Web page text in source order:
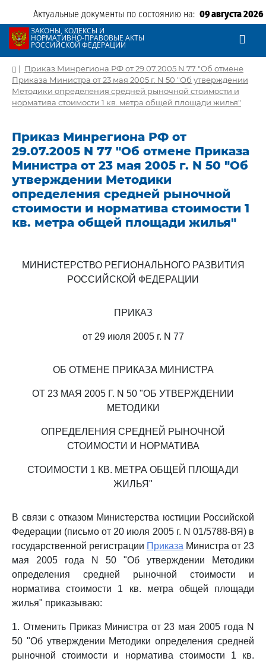
Актуальные документы по состоянию на: 09 августа 2026
ЗАКОНЫ, КОДЕКСЫ И
НОРМАТИВНО-ПРАВОВЫЕ АКТЫ
РОССИЙСКОЙ ФЕДЕРАЦИИ
| Приказ Минрегиона РФ от 29.07.2005 N 77 "Об отмене
Приказа Министра от 23 мая 2005 г. N 50 "Об утверждении
Методики определения средней рыночной стоимости и
норматива стоимости 1 кв. метра общей площади жилья"
Приказ Минрегиона РФ от
29.07.2005 N 77 "Об отмене Приказа
Министра от 23 мая 2005 г. N 50 "Об
утверждении Методики
определения средней рыночной
стоимости и норматива стоимости 1
кв. метра общей площади жилья"
МИНИСТЕРСТВО РЕГИОНАЛЬНОГО РАЗВИТИЯ
РОССИЙСКОЙ ФЕДЕРАЦИИ
ПРИКАЗ
от 29 июля 2005 г. N 77
ОБ ОТМЕНЕ ПРИКАЗА МИНИСТРА
ОТ 23 МАЯ 2005 Г. N 50 "ОБ УТВЕРЖДЕНИИ
МЕТОДИКИ
ОПРЕДЕЛЕНИЯ СРЕДНЕЙ РЫНОЧНОЙ
СТОИМОСТИ И НОРМАТИВА
СТОИМОСТИ 1 КВ. МЕТРА ОБЩЕЙ ПЛОЩАДИ
ЖИЛЬЯ"
В связи с отказом Министерства юстиции Российской
Федерации (письмо от 20 июля 2005 г. N 01/5788-ВЯ) в
государственной регистрации Приказа Министра от 23
мая 2005 года N 50 "Об утверждении Методики
определения средней рыночной стоимости и
норматива стоимости 1 кв. метра общей площади
жилья" приказываю:
1. Отменить Приказ Министра от 23 мая 2005 года N
50 "Об утверждении Методики определения средней
рыночной стоимости и норматива стоимости 1 кв.